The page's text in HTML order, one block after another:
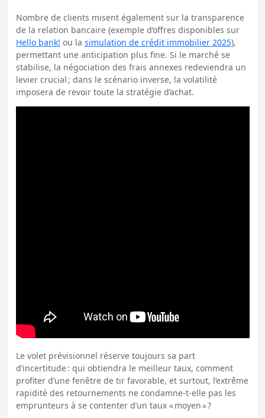
Nombre de clients misent également sur la transparence
de la relation bancaire (exemple d’offres disponibles sur
Hello bank! ou la simulation de crédit immobilier 2025),
permettant une anticipation plus fine. Si le marché se
stabilise, la négociation des frais annexes redeviendra un
levier crucial ; dans le scénario inverse, la volatilité
imposera de revoir toute la stratégie d’achat.
Le volet prévisionnel réserve toujours sa part
d’incertitude : qui obtiendra le meilleur taux, comment
profiter d’une fenêtre de tir favorable, et surtout, l’extrême
rapidité des retournements ne condamne-t-elle pas les
emprunteurs à se contenter d’un taux « moyen » ?